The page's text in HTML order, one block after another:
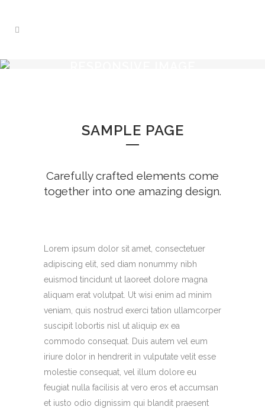
SAMPLE PAGE
Carefully crafted elements come
together into one amazing design.
Lorem ipsum dolor sit amet, consectetuer
adipiscing elit, sed diam nonummy nibh
euismod tincidunt ut laoreet dolore magna
aliquam erat volutpat. Ut wisi enim ad minim
veniam, quis nostrud exerci tation ullamcorper
suscipit lobortis nisl ut aliquip ex ea
commodo consequat. Duis autem vel eum
iriure dolor in hendrerit in vulputate velit esse
molestie consequat, vel illum dolore eu
feugiat nulla facilisis at vero eros et accumsan
et iusto odio dignissim qui blandit praesent